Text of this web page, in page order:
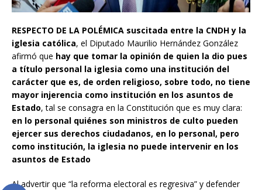
RESPECTO DE LA POLÉMICA suscitada entre la CNDH y la
iglesia católica, el Diputado Maurilio Hernández González
afirmó que hay que tomar la opinión de quien la dio pues
a título personal la iglesia como una institución del
carácter que es, de orden religioso, sobre todo, no tiene
mayor injerencia como institución en los asuntos de
Estado, tal se consagra en la Constitución que es muy clara:
en lo personal quiénes son ministros de culto pueden
ejercer sus derechos ciudadanos, en lo personal, pero
como institución, la iglesia no puede intervenir en los
asuntos de Estado
Al advertir que “la reforma electoral es regresiva” y defender